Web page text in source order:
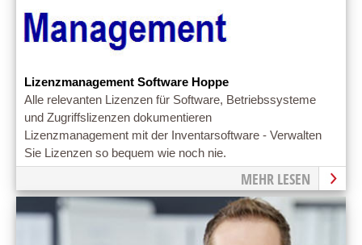
Lizenzmanagement Software Hoppe
Alle relevanten Lizenzen für Software, Betriebssysteme
und Zugriffslizenzen dokumentieren
Lizenzmanagement mit der Inventarsoftware - Verwalten
Sie Lizenzen so bequem wie noch nie.
MEHR LESEN